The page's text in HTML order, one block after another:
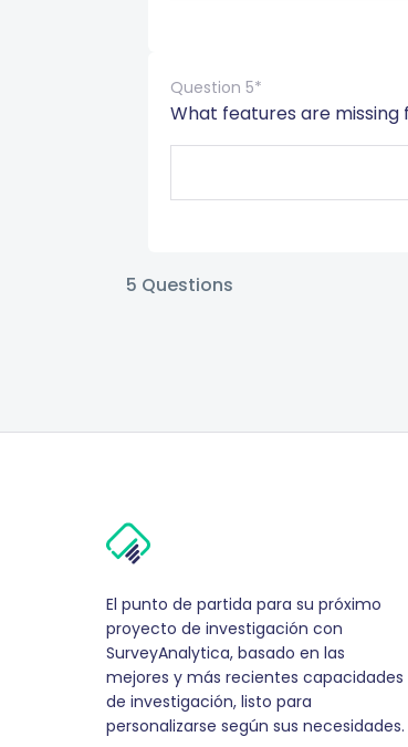
Question 5*
What features are
5 Questions
El punto de partida para su próximo
proyecto de investigación con
SurveyAnalytica, basado en las
mejores y más recientes capacidades
de investigación, listo para
personalizarse según sus necesidades.